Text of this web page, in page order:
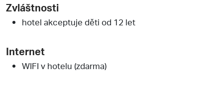
Zvláštnosti
hotel akceptuje děti od 12 let
Internet
WIFI v hotelu (zdarma)